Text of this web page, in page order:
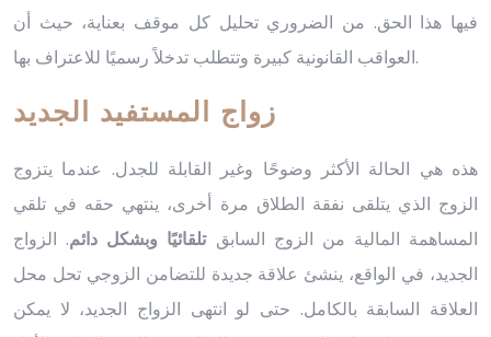
فيها هذا الحق. من الضروري تحليل كل موقف بعناية، حيث أن
العواقب القانونية كبيرة وتتطلب تدخلاً رسميًا للاعتراف بها.
زواج المستفيد الجديد
هذه هي الحالة الأكثر وضوحًا وغير القابلة للجدل. عندما يتزوج
الزوج الذي يتلقى نفقة الطلاق مرة أخرى، ينتهي حقه في تلقي
المساهمة المالية من الزوج السابقتلقائيًا وبشكل دائم. الزواج
الجديد، في الواقع، ينشئ علاقة جديدة للتضامن الزوجي تحل محل
العلاقة السابقة بالكامل. حتى لو انتهى الزواج الجديد، لا يمكن